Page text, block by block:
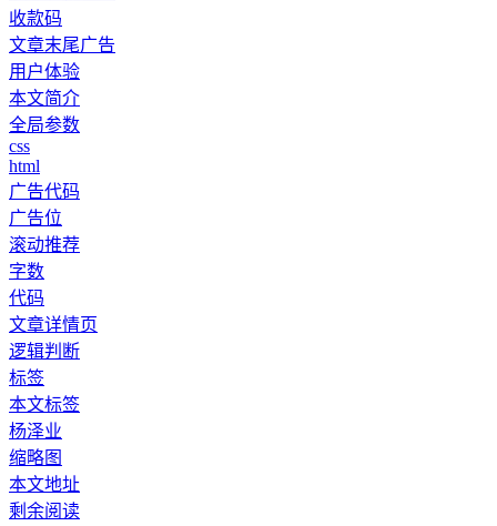
收款码
文章末尾广告
用户体验
本文简介
全局参数
css
html
广告代码
广告位
滚动推荐
字数
代码
文章详情页
逻辑判断
标签
本文标签
杨泽业
缩略图
本文地址
剩余阅读